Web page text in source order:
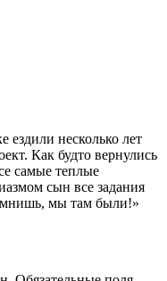
несколько лет
Как будто вернулись
самые теплые
сын все задания
мы там были!»